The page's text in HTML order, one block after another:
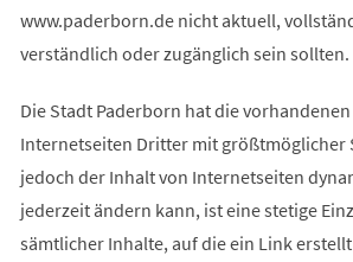
www.paderborn.de nicht aktuell,
verständlich oder zugänglich sein sollten.
Die Stadt Paderborn hat die
Internetseiten Dritter mit größtmöglicher
jedoch der Inhalt von Internetseiten
jederzeit ändern kann, ist eine stetige
sämtlicher Inhalte, auf die ein Link